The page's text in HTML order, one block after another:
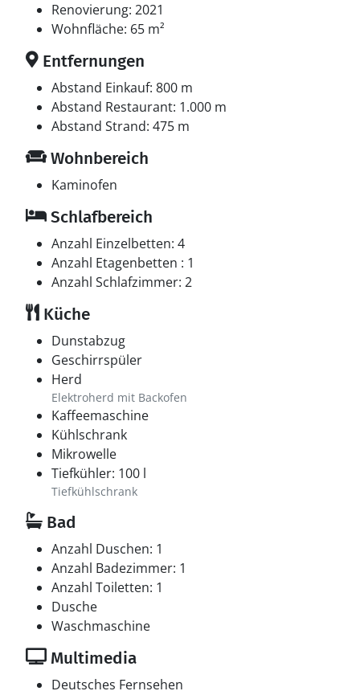
Renovierung: 2021
Wohnfläche: 65 m²
Entfernungen
Abstand Einkauf: 800 m
Abstand Restaurant: 1.000 m
Abstand Strand: 475 m
Wohnbereich
Kaminofen
Schlafbereich
Anzahl Einzelbetten: 4
Anzahl Etagenbetten : 1
Anzahl Schlafzimmer: 2
Küche
Dunstabzug
Geschirrspüler
Herd
Elektroherd mit Backofen
Kaffeemaschine
Kühlschrank
Mikrowelle
Tiefkühler: 100 l
Tiefkühlschrank
Bad
Anzahl Duschen: 1
Anzahl Badezimmer: 1
Anzahl Toiletten: 1
Dusche
Waschmaschine
Multimedia
Deutsches Fernsehen